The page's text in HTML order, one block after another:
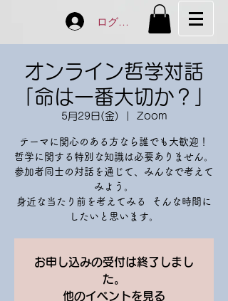
ログイン
オンライン哲学対話
「命は一番大切か？」
5月29日(金) Zoom
テーマに関心のある方なら誰でも大歓迎！
哲学に関する特別な知識は必要ありません。
参加者同士の対話を通じて、みんなで考えて
みよう。
身近な当たり前を考えてみる そんな時間に
したいと思います。
お申し込みの受付は終了しまし
た。
他のイベントを見る